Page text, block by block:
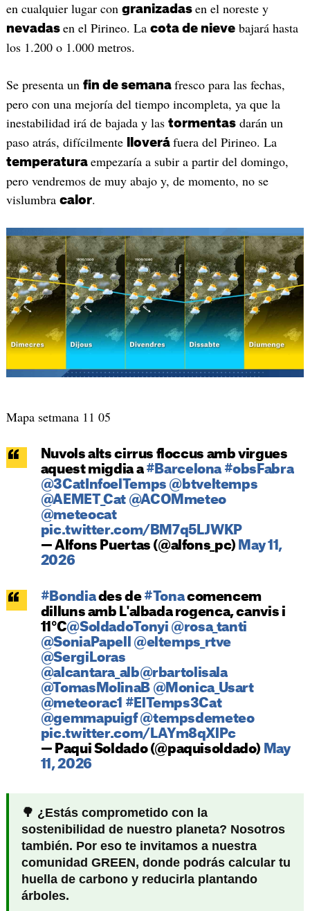
en cualquier lugar con granizadas en el noreste y
nevadas en el Pirineo. La cota de nievebajará hasta
los 1.200 o 1.000 metros.
Se presenta un fin de semana fresco para las fechas,
pero con una mejoría del tiempo incompleta, ya que la
inestabilidad irá de bajada y las tormentasdarán un
paso atrás, difícilmente
lloverá fuera del Pirineo. La
temperatura empezaría a subir a partir del domingo,
pero vendremos de muy abajo y, de momento, no se
vislumbra calor.
Mapa setmana 11 05
Nuvols alts cirrus floccus amb virgues
aquest migdia a #Barcelona #obsFabra
@3CatInfoelTemps @btveltemps
@AEMET_Cat @ACOMmeteo
@meteocat
pic.twitter.com/BM7q5LJWKP
— Alfons Puertas (@alfons_pc) May 11,
2026
#Bondiades de #Tonacomencem
dilluns amb L'albada rogenca, canvis i
11°C@SoldadoTonyi @rosa_tanti
@SoniaPapell
@eltemps_rtve
@SergiLoras
@alcantara_alb@rbartolisala
@TomasMolinaB @Monica_Usart
@meteorac1 #ElTemps3Cat
@gemmapuigf @tempsdemeteo
pic.twitter.com/LAYm8qXlPc
— Paqui Soldado (@paquisoldado) May
11, 2026
🌳 ¿Estás comprometido con la
sostenibilidad de nuestro planeta? Nosotros
también. Por eso te invitamos a nuestra
comunidad GREEN, donde podrás calcular tu
huella de carbono y reducirla plantando
árboles.